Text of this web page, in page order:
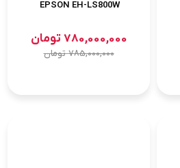
EPSON EH-LS800W
780,000,000تومان
785,000,000تومان